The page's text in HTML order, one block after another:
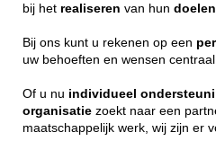
bij het realiseren van hun doelen
Bij ons kunt u rekenen op een
uw behoeften en wensen centraal
Of u nu individueel
organisatie zoekt naar een
maatschappelijk werk, wij zijn er